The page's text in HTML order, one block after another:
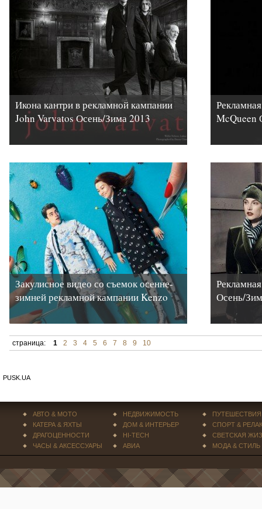
Икона кантри в рекламной кампании
John Varvatos Осень/Зима 2013
McQueen
Закулисное видео со съемок осенне-
зимней рекламной кампании Kenzo
Осень/
страница: 1 2 3 4 5 6 7 8 9 10
PUSK.UA
АВТО & МОТО
КАТЕРА & ЯХТЫ
ДРАГОЦЕННОСТИ
ЧАСЫ & АКСЕССУАРЫ
НЕДВИЖИМОСТЬ
ДОМ & ИНТЕРЬЕР
HI-TECH
АВИА
ПУТЕШЕСТВИЯ
СПОРТ &
СВЕТСКАЯ
МОДА & СТИЛЬ